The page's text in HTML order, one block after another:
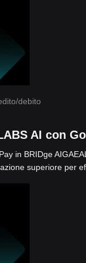
debito
AI con
in BRIDge
superiore per